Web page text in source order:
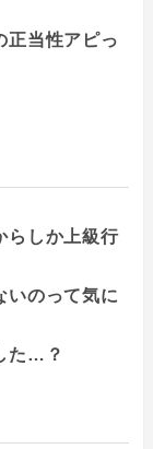
正当性アピっ
らしか上級行
いのって気に
た…？